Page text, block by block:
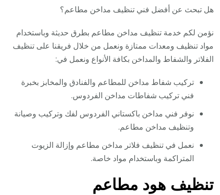
هل تبحث عن أفضل فني تنظيف مداخن مطاعم؟
نؤمن لكم خدمة تنظيف مداخن مطاعم بطرق حديثة وباستخدام
مواد تنظيف ومعدات ممتازة ونعمل من خلال فريقنا على تنظيف
الفلاتر والشفاط والمداخن بكافة الأنواع ونعمل في:
تركيب شفاط مداخن للمطاعم والفنادق والمخابز بخبرة
فني تركيب شفاطات مداخن الفردوس.
نوفر فني مداخن باكستاني الفردوس لفك وتركيب وصيانة
وتنظيف مداخن مطاعم.
نعمل في تنظيف فلاتر مداخن مطاعم وإزالة الزيوت
المتراكمة وباستخدام مواد خاصة.
تنظيف هود مطاعم